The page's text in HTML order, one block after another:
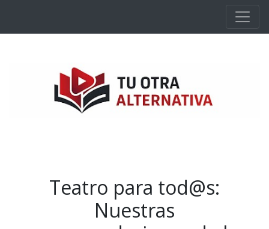
Teatro para tod@s:
Nuestras